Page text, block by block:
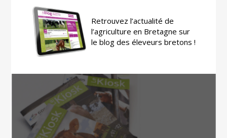
Retrouvez l’actualité de
l’agriculture en Bretagne sur
le blog des éleveurs bretons !